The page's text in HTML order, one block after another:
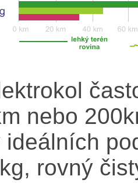
nebo
ideálních
rovný